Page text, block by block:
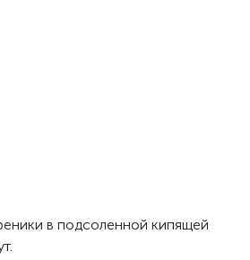
в подсоленной кипящей